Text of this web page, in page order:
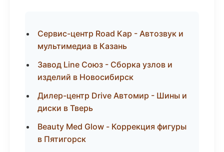
Сервис-центр Road Кар - Автозвук и
мультимедиа в Казань
Завод Line Союз - Сборка узлов и
изделий в Новосибирск
Дилер-центр Drive Автомир - Шины и
диски в Тверь
Beauty Med Glow - Коррекция фигуры
в Пятигорск